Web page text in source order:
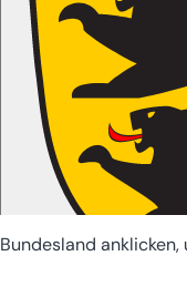
Bundesland